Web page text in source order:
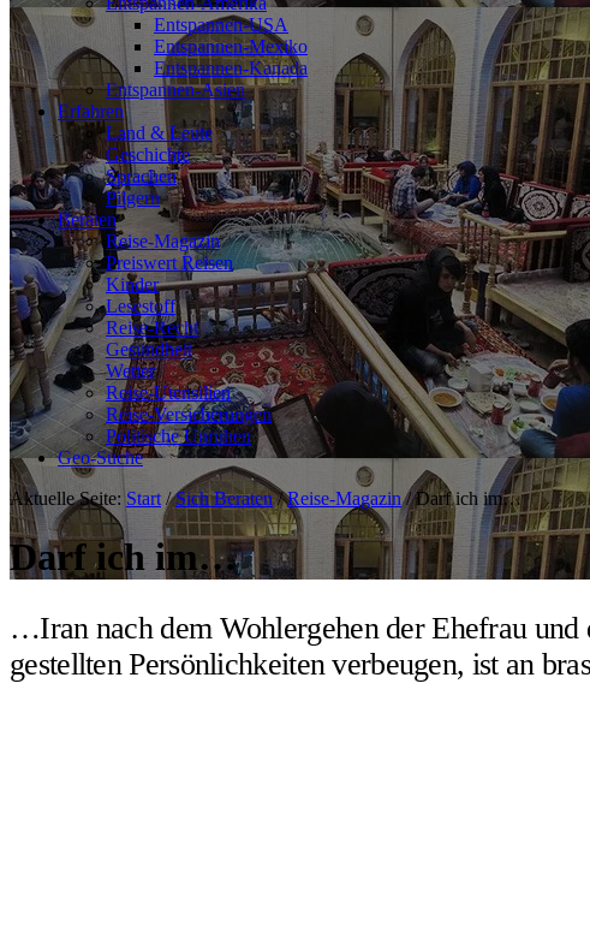
Entspannen-USA
Entspannen-Mexiko
Entspannen-Kanada
Entspannen-Asien
Erfahren
Land & Leute
Geschichte
Sprachen
Pilgern
Beraten
Reise-Magazin
Preiswert Reisen
Kinder
Lesestoff
Reise-Recht
Gesundheit
Wetter
Reise-Utensilien
Reise-Versicherungen
Politische Unruhen
Geo-Suche
Aktuelle Seite: Start / Sich Beraten / Reise-Magazin /Darf ich im…
Darf ich im…
…Iran nach dem Wohlergehen der Ehefrau
gestellten Persönlichkeiten verbeugen, ist an